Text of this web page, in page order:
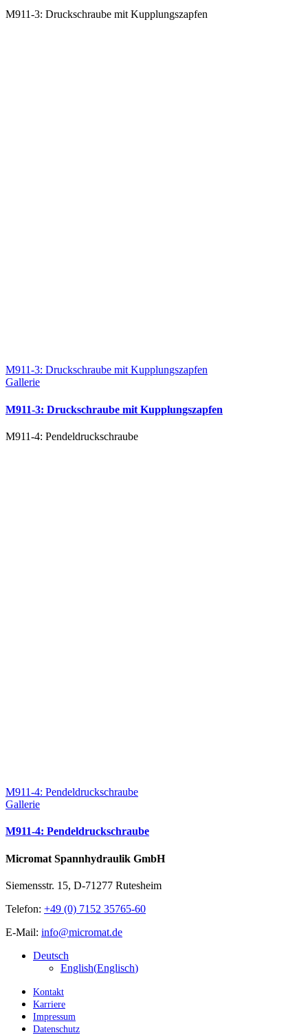
M911-3: Druckschraube mit Kupplungszapfen
M911-3: Druckschraube mit Kupplungszapfen
Gallerie
M911-3: Druckschraube mit Kupplungszapfen
M911-4: Pendeldruckschraube
M911-4: Pendeldruckschraube
Gallerie
M911-4: Pendeldruckschraube
Micromat Spannhydraulik GmbH
Siemensstr. 15, D-71277 Rutesheim
Telefon: +49 (0) 7152 35765-60
E-Mail: info@micromat.de
Deutsch
English(Englisch)
Kontakt
Karriere
Impressum
Datenschutz